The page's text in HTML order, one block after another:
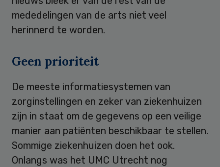
mededelingen van de arts niet veel
herinnerd te worden.
Geen prioriteit
De meeste informatiesystemen van
zorginstellingen en zeker van ziekenhuizen
zijn in staat om de gegevens op een veilige
manier aan patiënten beschikbaar te stellen.
Sommige ziekenhuizen doen het ook.
Onlangs was het UMC Utrecht nog